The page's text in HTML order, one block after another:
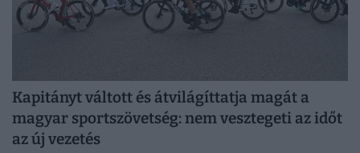
Kapitányt váltott és átvilágíttatja magát a
magyar sportszövetség: nem vesztegeti az időt
az új vezetés